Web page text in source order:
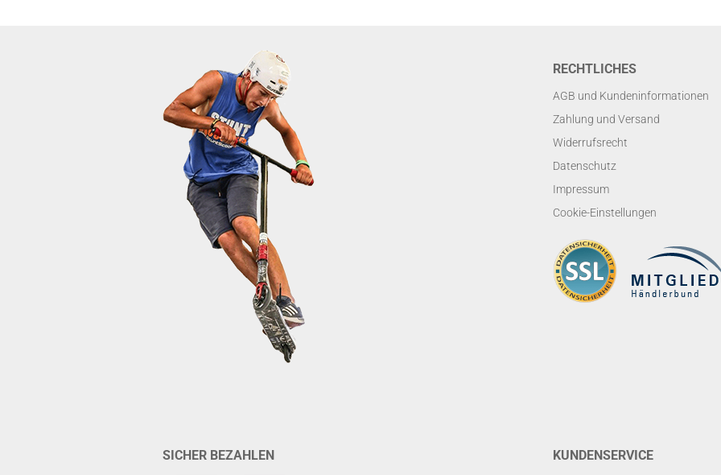
RECHTLICHES
AGB und Kundeninformationen
Zahlung und Versand
Widerrufsrecht
Datenschutz
Impressum
Cookie-Einstellungen
SICHER BEZAHLEN KUNDENSERVICE